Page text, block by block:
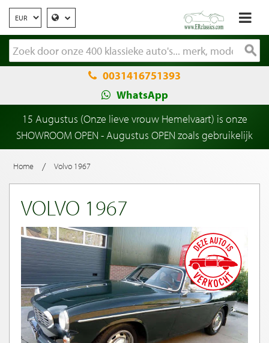
0031416751393
WhatsApp
15 Augustus (Onze lieve vrouw Hemelvaart) is onze
SHOWROOM OPEN - Augustus OPEN zoals gebruikelijk
Home / Volvo 1967
VOLVO 1967